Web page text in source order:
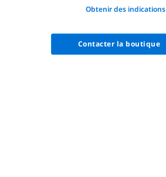
None
Obtenir des indications
Contacter la boutique